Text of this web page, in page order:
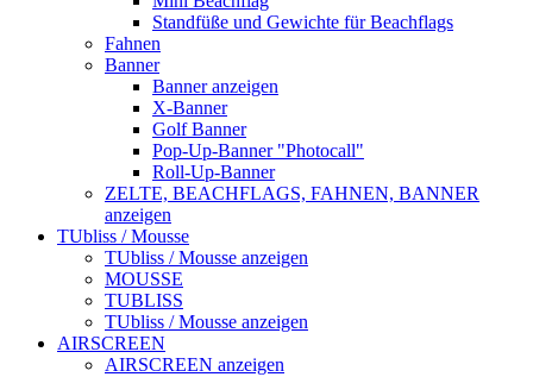
Standfüße und Gewichte für Beachflags
Fahnen
Banner
Banner anzeigen
X-Banner
Golf Banner
Pop-Up-Banner "Photocall"
Roll-Up-Banner
ZELTE, BEACHFLAGS, FAHNEN, BANNER
anzeigen
TUbliss / Mousse
TUbliss / Mousse anzeigen
MOUSSE
TUBLISS
TUbliss / Mousse anzeigen
AIRSCREEN
AIRSCREEN anzeigen